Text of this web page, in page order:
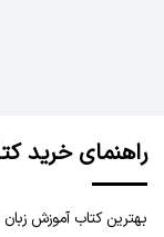
راهنمای خرید
بهترین کتاب آموزش